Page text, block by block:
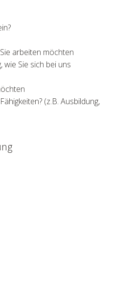
arbeiten möchten
Sie sich bei uns
(z.B. Ausbildung,